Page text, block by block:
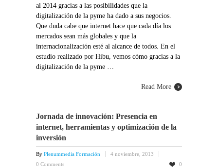
al 2014 gracias a las posibilidades que la
digitalización de la pyme ha dado a sus negocios.
Que duda cabe que internet hace que cada día los
mercados sean más globales y que la
internacionalización esté al alcance de todos. En el
estudio realizado por Hibu, vemos cómo gracias a la
digitalización de la pyme …
Read More
Jornada de innovación: Presencia en
internet, herramientas y optimización de la
inversión
By Plenummedia Formación
4 noviembre, 2013
0 Comments
0